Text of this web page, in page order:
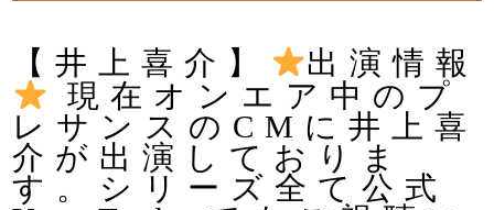
【井上喜介】
出演情報
現在オンエア中のプ
レサンスのCMに井上喜
介が出演しておりま
す。シリーズ全て公式